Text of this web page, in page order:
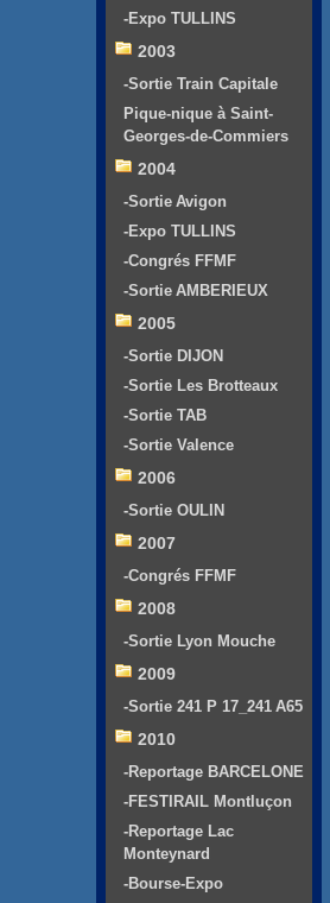
-Expo TULLINS
2003
-Sortie Train Capitale
Pique-nique à Saint-
Georges-de-Commiers
2004
-Sortie Avigon
-Expo TULLINS
-Congrés FFMF
-Sortie AMBERIEUX
2005
-Sortie DIJON
-Sortie Les Brotteaux
-Sortie TAB
-Sortie Valence
2006
-Sortie OULIN
2007
-Congrés FFMF
2008
-Sortie Lyon Mouche
2009
-Sortie 241 P 17_241 A65
2010
-Reportage BARCELONE
-FESTIRAIL Montluçon
-Reportage Lac
Monteynard
-Bourse-Expo